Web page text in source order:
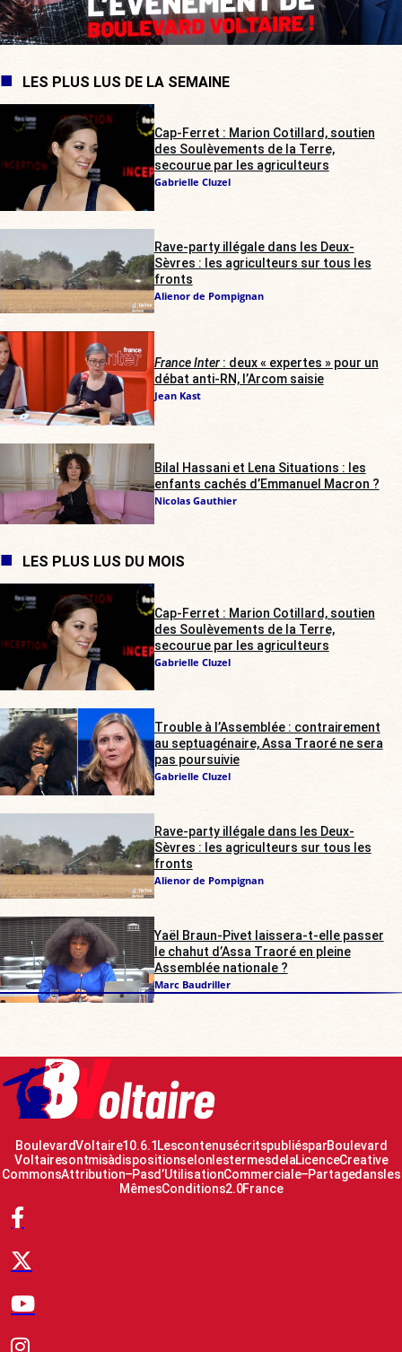
LES PLUS LUS DE LA SEMAINE
Cap-Ferret : Marion Cotillard, soutien
des Soulèvements de la Terre,
secourue par les agriculteurs
Gabrielle Cluzel
Rave-party illégale dans les Deux-
Sèvres : les agriculteurs sur tous les
fronts
Alienor de Pompignan
France Inter: deux « expertes » pour un
débat anti-RN, l’Arcom saisie
Jean Kast
Bilal Hassani et Lena Situations : les
enfants cachés d’Emmanuel Macron ?
Nicolas Gauthier
LES PLUS LUS DU MOIS
Cap-Ferret : Marion Cotillard, soutien
des Soulèvements de la Terre,
secourue par les agriculteurs
Gabrielle Cluzel
Trouble à l’Assemblée : contrairement
au septuagénaire, Assa Traoré ne sera
pas poursuivie
Gabrielle Cluzel
Rave-party illégale dans les Deux-
Sèvres : les agriculteurs sur tous les
fronts
Alienor de Pompignan
Yaël Braun-Pivet laissera-t-elle passer
le chahut d’Assa Traoré en pleine
Assemblée nationale ?
Marc Baudriller
Boulevard Voltaire 10.6.1 Les contenus écrits publiés par Boulevard
Voltaire sont mis à disposition selon les termes de la Licence Creative
Commons Attribution – Pas d’Utilisation Commerciale – Partage dans les
Mêmes Conditions 2.0 France